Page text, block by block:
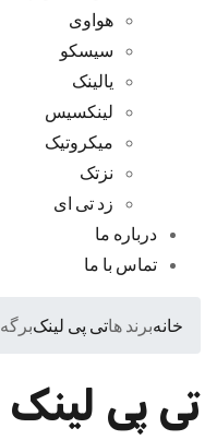
هواوی
سیسکو
یالینک
لینکسیس
میکروتیک
نزتک
زد تی ای
درباره ما
تماس با ما
خانهبرند هاتی پی لینکبرگه 3
تی پی لینک